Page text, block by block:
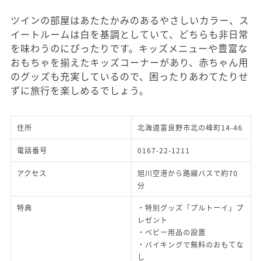
ツインの部屋はあたたかみのあるやさしいカラー、ス
イートルームは白を基調としていて、どちらも非日常
を味わうのにぴったりです。キッズメニューや豊富な
おもちゃを揃えたキッズコーナーがあり、赤ちゃん用
のグッズも充実しているので、困ったりあわてたりせ
ずに旅行を楽しめるでしょう。
住所 北海道富良野市北の峰町14-46
電話番号 0167-22-1211
アクセス
旭川空港から路線バスで約70
分
特典
・特別グッズ「プルトーイ」プ
レゼント
・ベビー用品の設置
・バイキングで無料のおもてな
し